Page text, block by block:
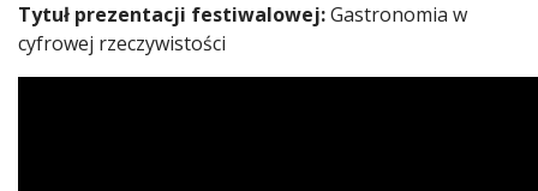
Tytuł prezentacji festiwalowej:Gastronomia w
cyfrowej rzeczywistości